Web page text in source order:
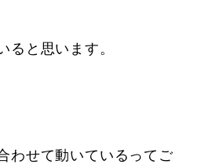
ると思います。
わせて動いているってご